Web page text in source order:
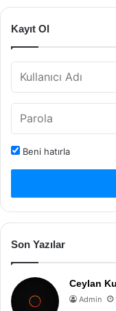
Kayıt Ol
Beni hatırla
Son Yazılar
Ceylan
Admin